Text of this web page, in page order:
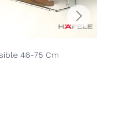
46-75 Cm